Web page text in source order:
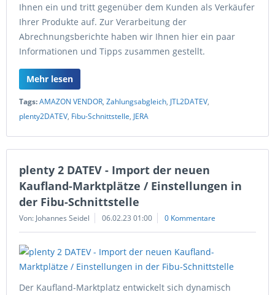
Ihnen ein und tritt gegenüber dem Kunden als Verkäufer
Ihrer Produkte auf. Zur Verarbeitung der
Abrechnungsberichte haben wir Ihnen hier ein paar
Informationen und Tipps zusammen gestellt.
Mehr lesen
Tags:AMAZON VENDOR, Zahlungsabgleich, JTL2DATEV,
plenty2DATEV, Fibu-Schnittstelle, JERA
plenty 2 DATEV - Import der neuen
Kaufland-Marktplätze / Einstellungen in
der Fibu-Schnittstelle
Von: Johannes Seidel 06.02.23 01:00 0 Kommentare
Der Kaufland-Marktplatz entwickelt sich dynamisch